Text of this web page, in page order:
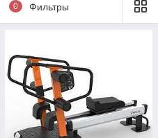
0 Фильтры